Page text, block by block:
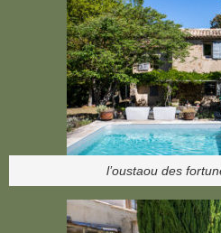
l’oustaou des